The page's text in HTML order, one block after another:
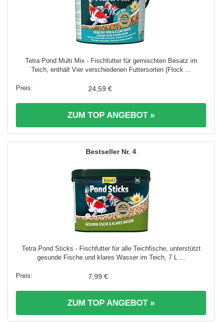
Tetra Pond Multi Mix - Fischfutter für gemischten Besatz im
Teich, enthält Vier verschiedenen Futtersorten (Flock ...
24,59 €
ZUM TOP ANGEBOT »
4
Tetra Pond Sticks - Fischfutter für alle Teichfische, unterstützt
gesunde Fische und klares Wasser im Teich, 7 L ...
7,99 €
ZUM TOP ANGEBOT »